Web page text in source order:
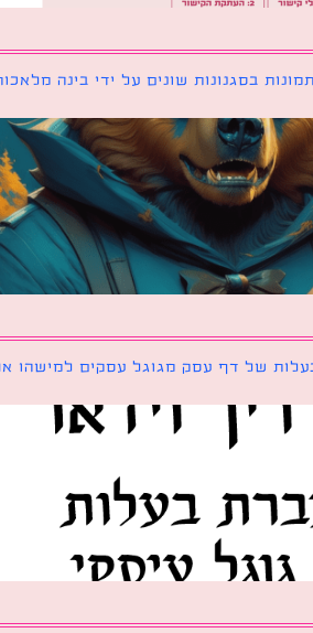
שונים על ידי בינה מלאכותית
דף עסק מגוגל עסקים למישהו אחר?